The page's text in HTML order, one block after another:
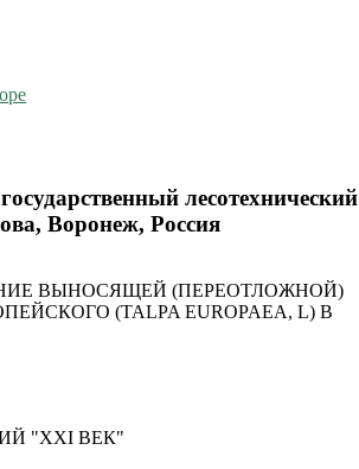
лесотехнический
Воронеж, Россия
ВЫНОСЯЩЕЙ (ПЕРЕОТЛОЖНОЙ)
(TALPA EUROPAEA, L) В
"XXI ВЕК"